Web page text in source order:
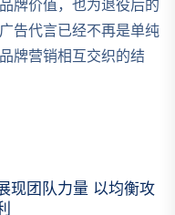
牌价值，也为退役后的
告代言已经不再是单纯
牌营销相互交织的结
现团队力量 以均衡攻